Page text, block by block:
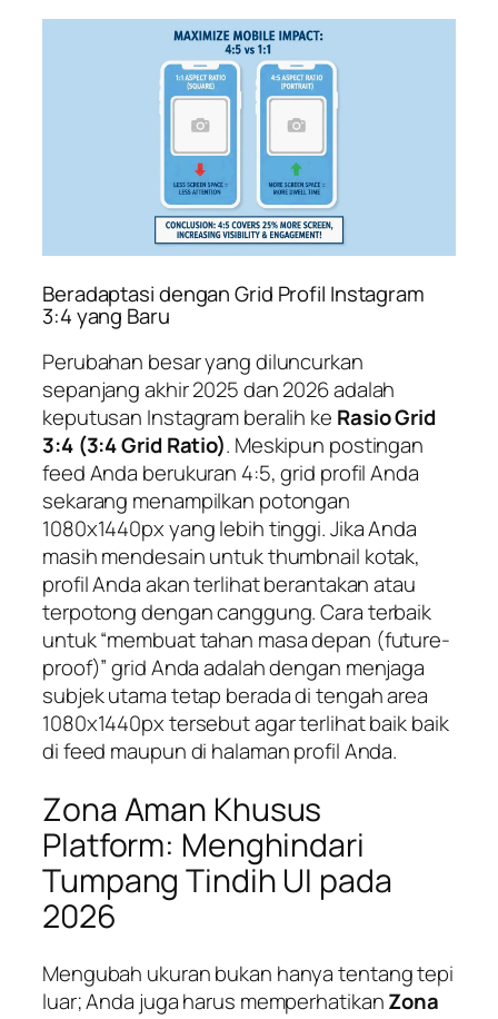
Beradaptasi dengan Grid Profil Instagram
3:4 yang Baru
Perubahan besar yang diluncurkan
sepanjang akhir 2025 dan 2026 adalah
keputusan Instagram beralih ke Rasio Grid
3:4 (3:4 Grid Ratio). Meskipun postingan
feed Anda berukuran 4:5, grid profil Anda
sekarang menampilkan potongan
1080x1440px yang lebih tinggi. Jika Anda
masih mendesain untuk thumbnail kotak,
profil Anda akan terlihat berantakan atau
terpotong dengan canggung. Cara terbaik
untuk “membuat tahan masa depan (future-
proof)” grid Anda adalah dengan menjaga
subjek utama tetap berada di tengah area
1080x1440px tersebut agar terlihat baik baik
di feed maupun di halaman profil Anda.
Zona Aman Khusus
Platform: Menghindari
Tumpang Tindih UI pada
2026
Mengubah ukuran bukan hanya tentang tepi
luar; Anda juga harus memperhatikanZona